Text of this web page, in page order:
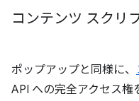
コンテンツ スクリ
ポップアップと同様に、
API への完全アクセス権